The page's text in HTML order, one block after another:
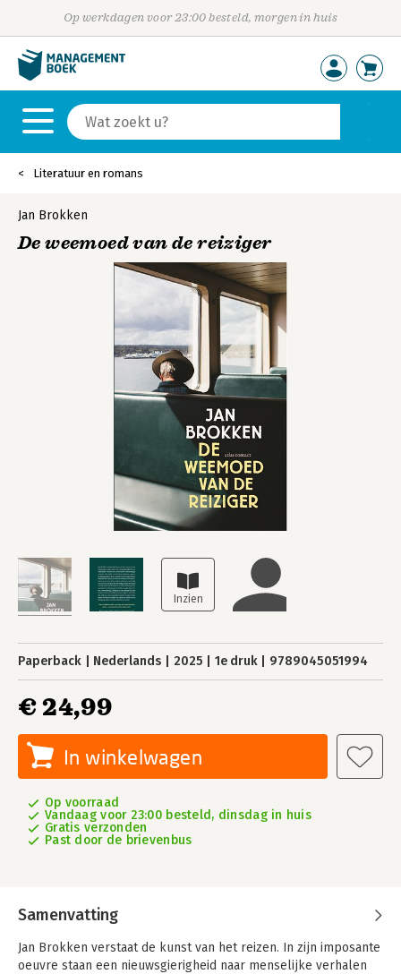
Op werkdagen voor 23:00 besteld, morgen in huis
Literatuur en romans
Jan Brokken
De weemoed van de reiziger
Paperback Nederlands 2025 1e druk 9789045051994
€ 24,99
In winkelwagen
Op voorraad
Vandaag voor 23:00 besteld, dinsdag in huis
Gratis verzonden
Past door de brievenbus
Samenvatting
Jan Brokken verstaat de kunst van het reizen. In zijn imposante
oeuvre staan een nieuwsgierigheid naar menselijke verhalen